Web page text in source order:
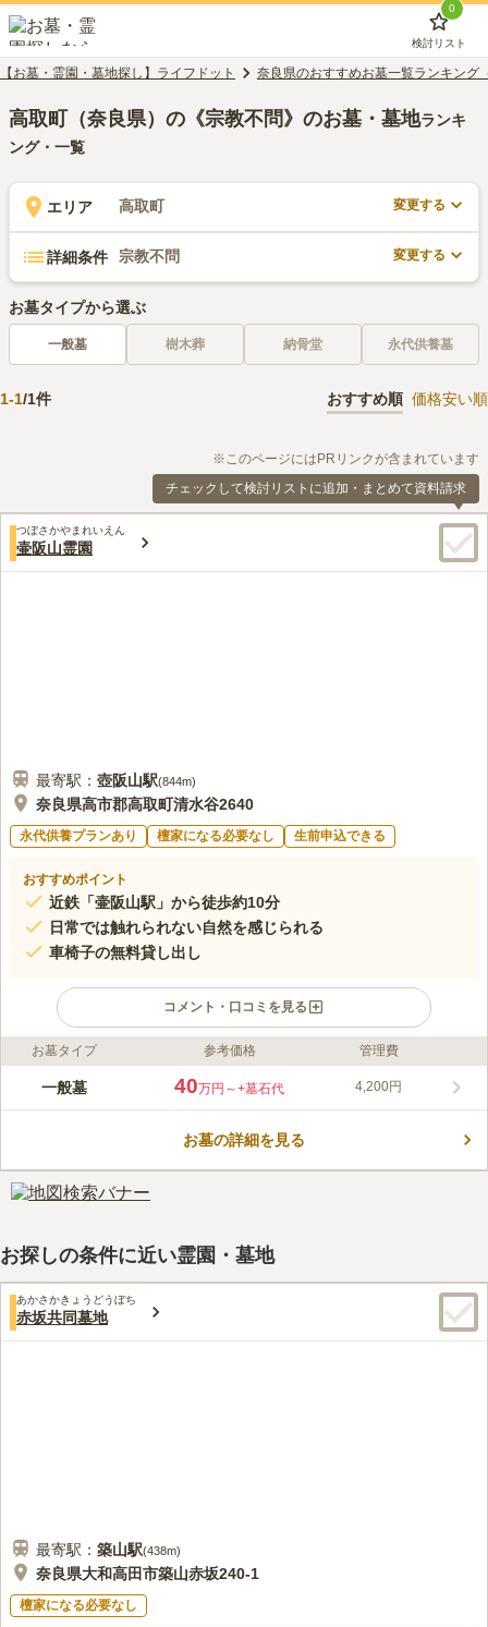
0
検討リスト
【お墓・霊園・墓地探し】ライフドット 奈良県のおすすめお墓一覧ランキング
高取町（奈良県）の《宗教不問》のお墓・墓地ランキ
ング・一覧
エリア 高取町 変更する
詳細条件 宗教不問 変更する
お墓タイプから選ぶ
一般墓 樹木葬 納骨堂 永代供養墓
1-1/1件 おすすめ順 価格安い順
※このページにはPRリンクが含まれています
チェックして検討リストに追加・まとめて資料請求
つぼさかやまれいえん
壷阪山霊園
最寄駅： 壺阪山駅(844m)
奈良県高市郡高取町清水谷2640
永代供養プランあり 檀家になる必要なし 生前申込できる
おすすめポイント
近鉄「壷阪山駅」から徒歩約10分
日常では触れられない自然を感じられる
車椅子の無料貸し出し
コメント・口コミを見る
ライフドット編集部のコメント
美しい自然と手入れされた花や草が心を休めてくれる霊園です。
ており、面積や管理費・永代使用料を考慮して自由に選択できま
ています。
口コミ評価
ので、気持ちよくお墓参りができる。近くにはお花も売っているし、コン
口コミの続きを読む
お墓タイプ 参考価格 管理費
一般墓 40万円～+墓石代 4,200円
お墓の詳細を見る
お探しの条件に近い霊園・墓地
あかさかきょうどうぼち
赤坂共同墓地
最寄駅： 築山駅(438m)
奈良県大和高田市築山赤坂240-1
檀家になる必要なし